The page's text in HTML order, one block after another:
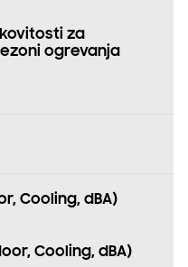
za
ogrevanja
Cooling, dBA)
Cooling, dBA)